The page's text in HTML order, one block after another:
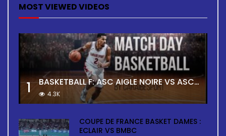
MOST VIEWED VIDEOS
1 BASKETBALL F: ASC AIGLE NOIRE VS ASC TOUR
4.3K
COUPE DE FRANCE BASKET DAMES :
ECLAIR VS BMBC